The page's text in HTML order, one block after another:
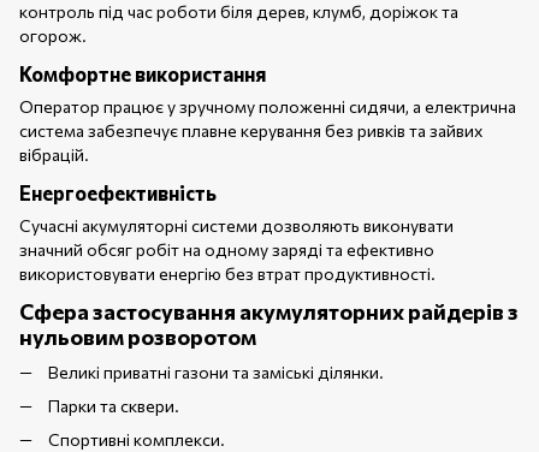
контроль під час роботи біля дерев, клумб, доріжок та
огорож.
Комфортне використання
Оператор працює у зручному положенні сидячи, а електрична
система забезпечує плавне керування без ривків та зайвих
вібрацій.
Енергоефективність
Сучасні акумуляторні системи дозволяють виконувати
значний обсяг робіт на одному заряді та ефективно
використовувати енергію без втрат продуктивності.
Сфера застосування акумуляторних райдерів з
нульовим розворотом
Великі приватні газони та заміські ділянки.
Парки та сквери.
Спортивні комплекси.